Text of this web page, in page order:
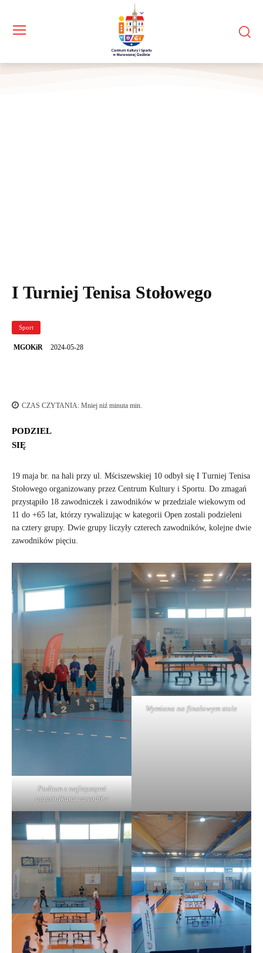
I Turniej Tenisa Stołowego
Sport
MGOKiR 2024-05-28
CZAS CZYTANIA: Mniej niź minuta min.
PODZIEL
SIĘ
19 maja br. na hali przy ul. Mściszewskiej 10 odbył się I Turniej Tenisa
Stołowego organizowany przez Centrum Kultury i Sportu. Do zmagań
przystąpiło 18 zawodniczek i zawodników w przedziale wiekowym od
11 do +65 lat, którzy rywalizując w kategorii Open zostali podzieleni
na cztery grupy. Dwie grupy liczyły czterech zawodników, kolejne dwie
zawodników pięciu.
Podium z najlepszymi
uczestnikami zawodów
Wymiana na finałowym stole